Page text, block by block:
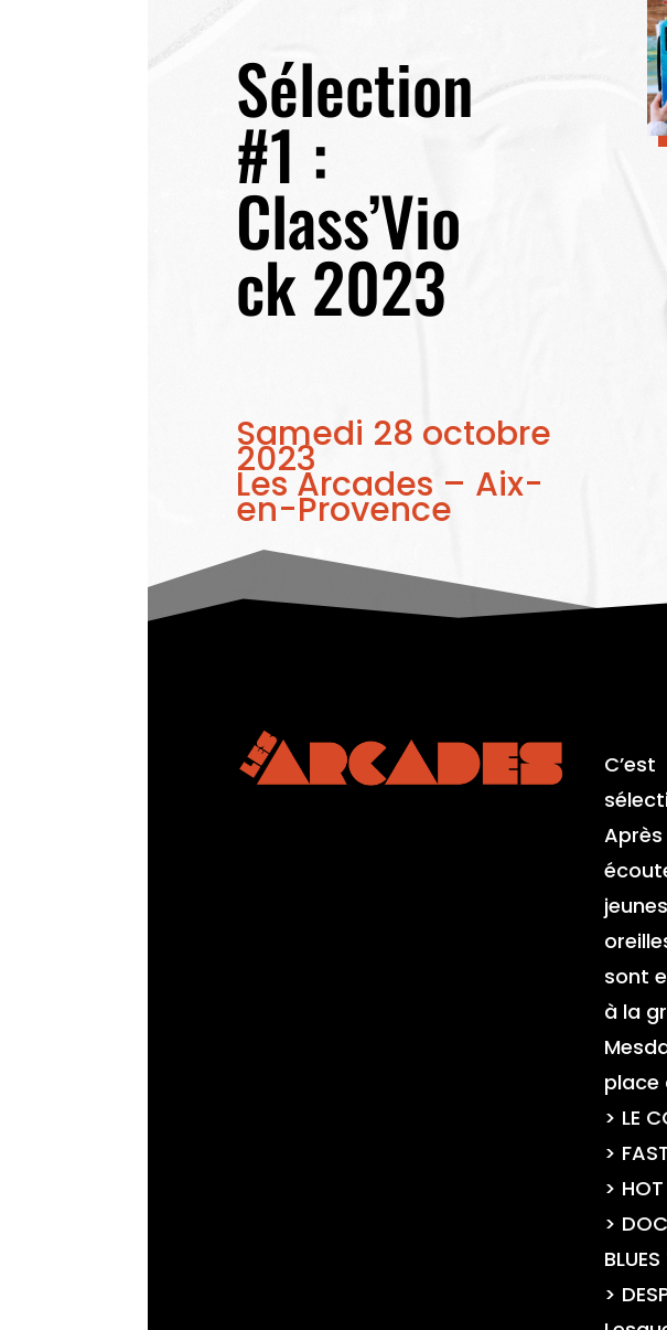
Sélection
#1 :
Class’Vio
ck 2023
Samedi 28 octobre
2023
Les Arcades – Aix-
en-Provence
sont
à la
place
> LE
>
>
>
>